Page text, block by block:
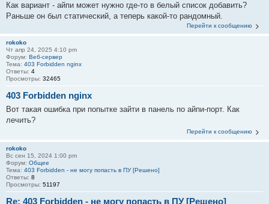
Как вариант - айпи может нужно где-то в белый список добавить?
Раньше он был статический, а теперь какой-то рандомный.
Перейти к сообщению
rokoko
Чт апр 24, 2025 4:10 pm
Форум: Веб-сервер
Тема: 403 Forbidden nginx
Ответы: 4
Просмотры: 32465
403 Forbidden nginx
Вот такая ошибка при попытке зайти в панель по айпи-порт. Как
лечить?
Перейти к сообщению
rokoko
Вс сен 15, 2024 1:00 pm
Форум: Общее
Тема: 403 Forbidden - не могу попасть в ПУ [Решено]
Ответы: 8
Просмотры: 51197
Re: 403 Forbidden - не могу попасть в ПУ [Решено]